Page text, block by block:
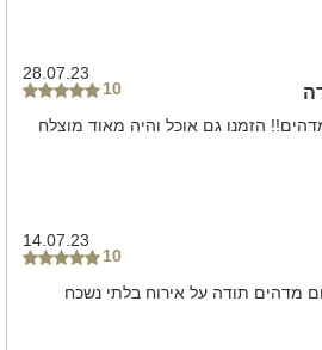
28.07.23
10
הזמנו גם אוכל והיה מאוד מוצלח
14.07.23
10
מדהים תודה על אירוח בלתי נשכח